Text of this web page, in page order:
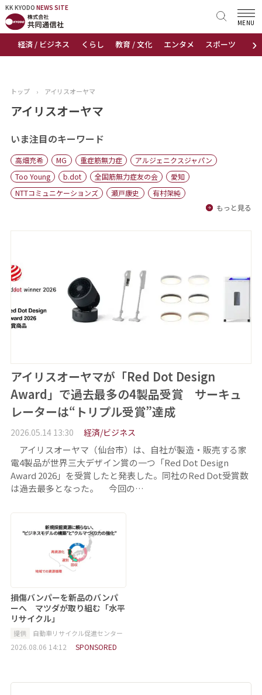
KK KYODO NEWS SITE
›
経済 / ビジネス くらし 教育 / 文化 エンタメ スポーツ 地域
MENU
KK KYODONEWS SITE
トップページ
ニュース
おすすめコンテンツ
出版物
会社概要
トップ › アイリスオーヤマ
アイリスオーヤマ
いま注目のキーワード
高畑充希 MG 重症筋無力症
アルジェニクスジャパン
Too Young
b.dot 全国筋無力症友の会
愛知
NTTコミュニケーションズ
瀬戸康史
有村架純
もっと見る
アイリスオーヤマが「Red Dot Design
Award」で過去最多の4製品受賞 サーキュ
レーターは“トリプル受賞”達成
2026.05.14 13:30 経済/ビジネス
アイリスオーヤマ（仙台市）は、自社が製造・販売する家
電4製品が世界三大デザイン賞の一つ「Red Dot Design
Award 2026」を受賞したと発表した。同社のRed Dot受賞数
は過去最多となった。 今回の…
損傷バンパーを新品のバンパ
ーへ マツダが取り組む「水平
リサイクル」
提供 自動車リサイクル促進センター
2026.08.06 14:12 SPONSORED